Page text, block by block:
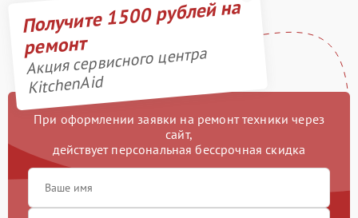
Получите 1500 рублей на
ремонт
Акция сервисного центра
KitchenAid
При оформлении заявки на ремонт техники через
сайт,
действует персональная бессрочная скидка